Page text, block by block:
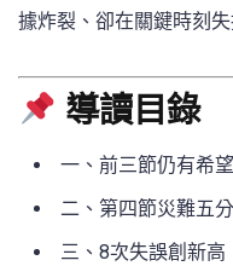
據炸裂、卻在關鍵時刻
導讀目錄
一、前三節仍有希
二、第四節災難五
三、8次失誤創新